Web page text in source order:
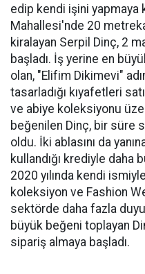
edip kendi işini yapmaya
Mahallesi'nde 20
kiralayan Serpil Dinç, 2
başladı. İş yerine en
olan, "Elifim Dikimevi"
tasarladığı kıyafetleri
ve abiye koleksiyonu
beğenilen Dinç, bir süre
oldu. İki ablasını da
kullandığı krediyle daha
2020 yılında kendi
koleksiyon ve Fashion
sektörde daha fazla
büyük beğeni toplayan
sipariş almaya başladı.